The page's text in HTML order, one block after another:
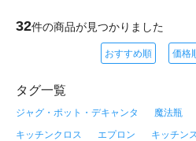
32件の商品が見つかりました
おすすめ順 価格
タグ一覧
ジャグ・ポット・デキャンタ 魔法瓶
キッチンクロス
エプロン キッチン